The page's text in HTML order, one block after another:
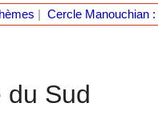
Cercle Manouchian
du Sud